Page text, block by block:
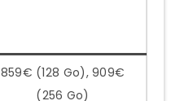
859€ (128 Go), 909€
(256 Go)